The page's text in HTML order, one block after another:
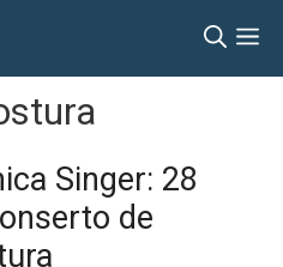
Singer: 28
de